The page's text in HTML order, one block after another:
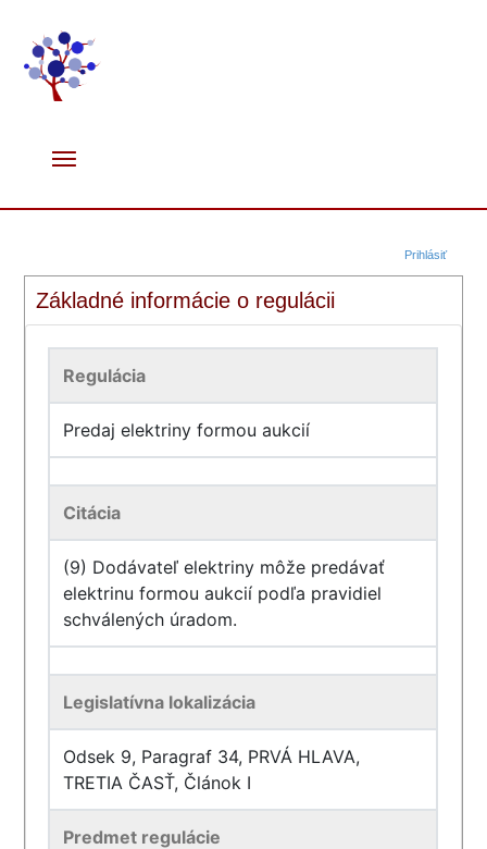
Prihlásiť
Základné informácie o regulácii
Regulácia
Predaj elektriny formou aukcií
Citácia
(9) Dodávateľ elektriny môže predávať
elektrinu formou aukcií podľa pravidiel
schválených úradom.
Legislatívna lokalizácia
Odsek 9, Paragraf 34, PRVÁ HLAVA,
TRETIA ČASŤ, Článok I
Predmet regulácie